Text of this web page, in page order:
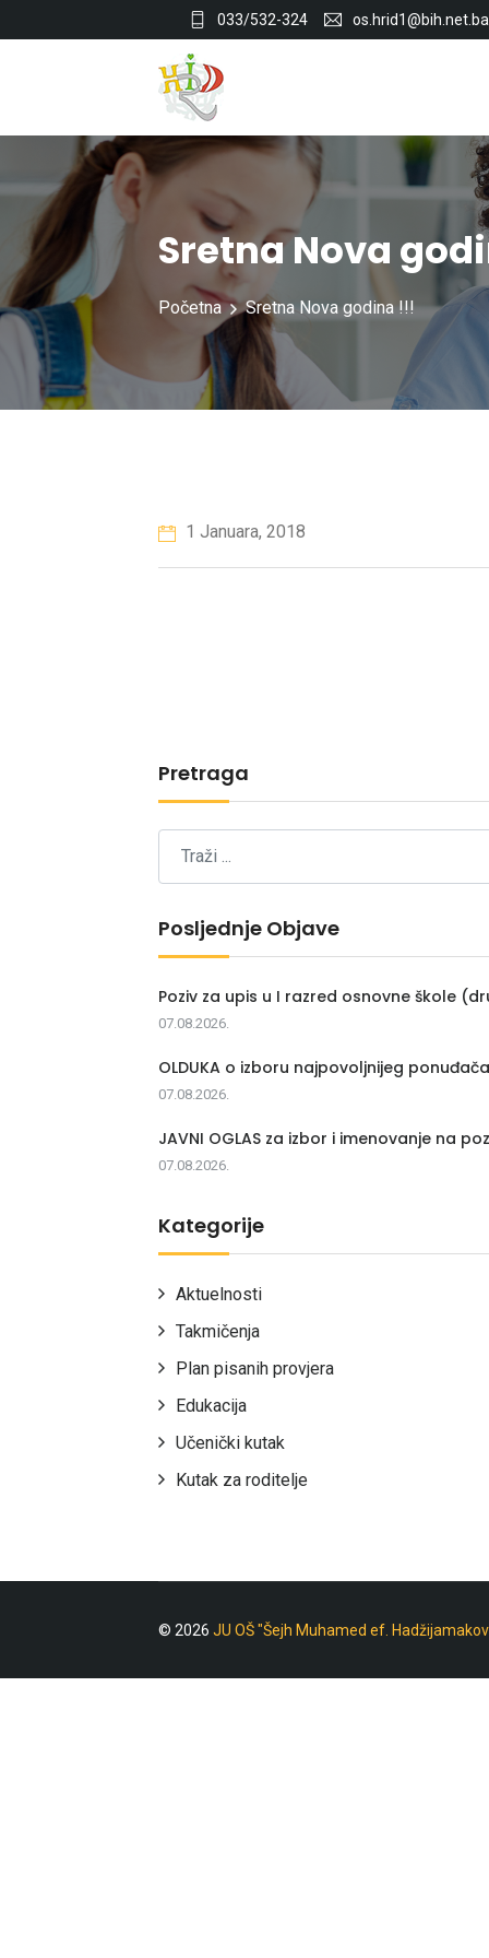
033/532-324 os.hrid1@bih.net.ba
Sretna Nova
Početna Sretna Nova godina !!!
1 Januara, 2018
Pretraga
Posljednje Objave
Poziv za upis u I razred osnovne škole
07.08.2026.
OLDUKA o izboru najpovoljnijeg
07.08.2026.
JAVNI OGLAS za izbor i imenovanje na
07.08.2026.
Kategorije
Aktuelnosti
Takmičenja
Plan pisanih provjera
Edukacija
Učenički kutak
Kutak za roditelje
© 2026 JU OŠ "Šejh Muhamed ef.